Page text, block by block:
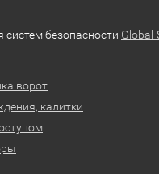
безопасности Global-
ворот
калитки